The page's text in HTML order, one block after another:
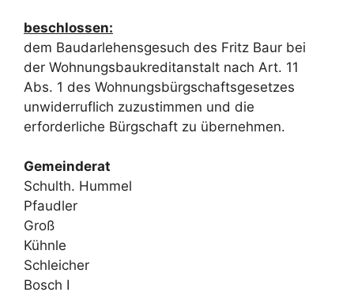
beschlossen:
dem Baudarlehensgesuch des Fritz Baur bei
der Wohnungsbaukreditanstalt nach Art. 11
Abs. 1 des Wohnungsbürgschaftsgesetzes
unwiderruflich zuzustimmen und die
erforderliche Bürgschaft zu übernehmen.
Gemeinderat
Schulth. Hummel
Pfaudler
Groß
Kühnle
Schleicher
Bosch I